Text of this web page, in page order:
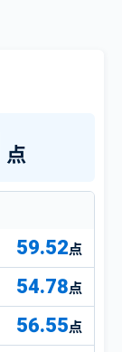
点
59.52点
54.78点
56.55点